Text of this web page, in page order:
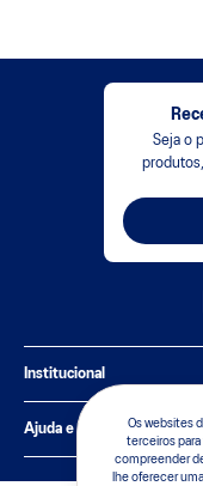
Os websites
terceiros para
compreender
lhe oferecer
Seja o
Institucional
Política de Privacidade
Sobre a ASICS
Ajuda e suporte
Central de Relacionamento